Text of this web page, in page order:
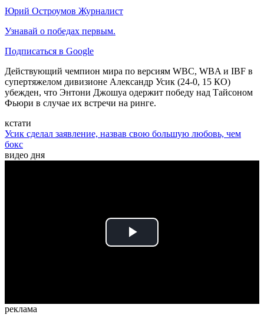
Юрий Остроумов Журналист
Узнавай о победах первым.
Подписаться в Google
Действующий чемпион мира по версиям WBC, WBA и IBF в
супертяжелом дивизионе Александр Усик (24-0, 15 КО)
убежден, что Энтони Джошуа одержит победу над Тайсоном
Фьюри в случае их встречи на ринге.
кстати
Усик сделал заявление, назвав свою большую любовь, чем
бокс
видео дня
Play
реклама